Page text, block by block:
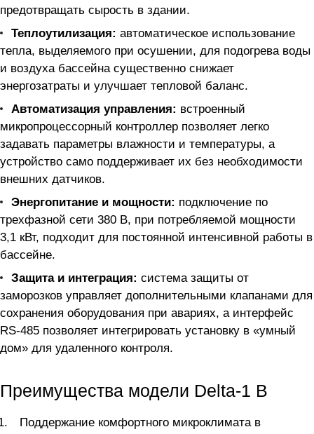
предотвращать сырость в здании.
Теплоутилизация: автоматическое использование
тепла, выделяемого при осушении, для подогрева воды
и воздуха бассейна существенно снижает
энергозатраты и улучшает тепловой баланс.
Автоматизация управления: встроенный
микропроцессорный контроллер позволяет легко
задавать параметры влажности и температуры, а
устройство само поддерживает их без необходимости
внешних датчиков.
Энергопитание и мощности: подключение по
трехфазной сети 380 В, при потребляемой мощности
3,1 кВт, подходит для постоянной интенсивной работы в
бассейне.
Защита и интеграция: система защиты от
заморозков управляет дополнительными клапанами для
сохранения оборудования при авариях, а интерфейс
RS-485 позволяет интегрировать установку в «умный
дом» для удаленного контроля.
Преимущества модели Delta-1 B
Поддержание комфортного микроклимата в